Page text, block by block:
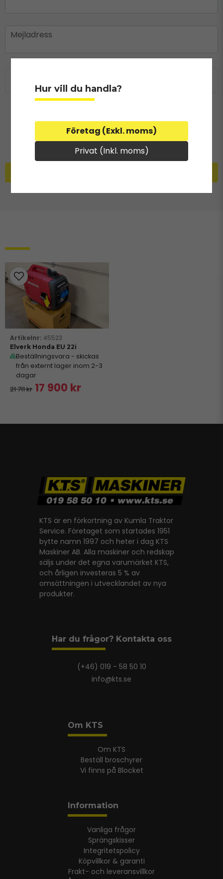
email
Mejladress
45523
Elverk Honda EU 22i
Beställningsvara - skickas
från externt lager inom 2-3
dagar
21 711 kr 17 900 kr
Hur vill du handla?
Företag (Exkl. moms)
Privat (Inkl. moms)
KTS är en förkortning av Kumla Traktor
Service. Företaget som startades 1951
bytte namn 1997 och heter i dag KTS
Maskiner AB. Alla maskiner och redskap
säljs under det egna varumärket KTS,
och årligen investeras 5 % av
omsättningen i utvecklandet av nya
produkter.
Har du frågor? Kontakta oss
(+46) 019 - 58 50 10
info@kts.se
Om KTS
Om KTS
Beställ broschyrer
Vi finns på Blocket
Information
Vanliga frågor
Sprängskisser
Integritetspolicy
Köpvillkor & garanti
Frakt- och leveransvillkor